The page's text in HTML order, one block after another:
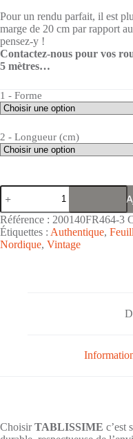
Pour un rendu parfait, il est
marge de 20 cm par rapport
pensez-y !
Contactez-nous pour vos
5 mètres…
1 - Forme
2 - Longueur (cm)
quantité
de
Nappe
de
table
SANS
Référence : 200140FR464-3
Étiquettes : Authentique,
Nordique, Vintage
ChoisirTABLISSIME c’est